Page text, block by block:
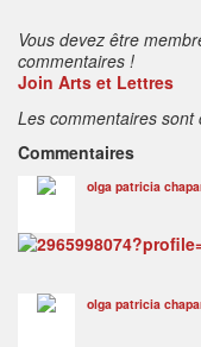
Vous devez être
commentaires !
Join Arts et Lettres
Les commentaires sont
Commentaires
olga patricia
olga patricia